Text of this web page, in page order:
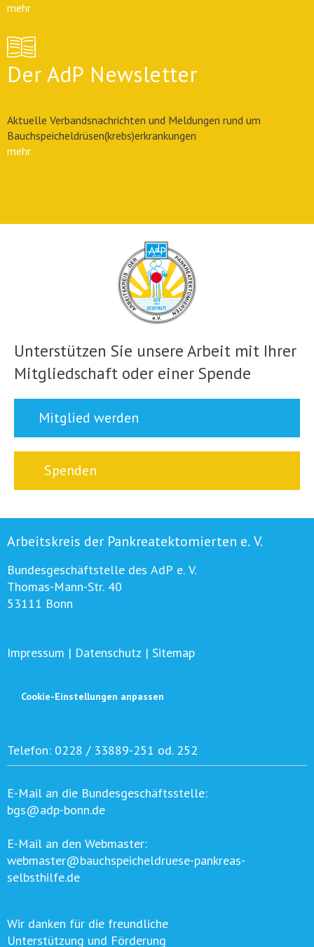
mehr
Der AdP Newsletter
Aktuelle Verbandsnachrichten und Meldungen rund um
Bauchspeicheldrüsen(krebs)erkrankungen
mehr
Unterstützen Sie unsere Arbeit mit Ihrer
Mitgliedschaft oder einer Spende
Mitglied werden
Spenden
Arbeitskreis der Pankreatektomierten e. V.
Bundesgeschäftstelle des AdP e. V.
Thomas-Mann-Str. 40
53111 Bonn
Impressum | Datenschutz | Sitemap
Cookie-Einstellungen anpassen
Telefon: 0228 / 33889-251 od. 252
E-Mail an die Bundesgeschäftsstelle:
bgs@adp-bonn.de
E-Mail an den Webmaster:
webmaster@bauchspeicheldruese-pankreas-
selbsthilfe.de
Wir danken für die freundliche
Unterstützung und Förderung